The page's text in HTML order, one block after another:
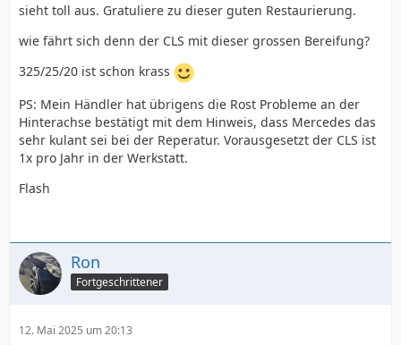
sieht toll aus. Gratuliere zu dieser guten Restaurierung.
wie fährt sich denn der CLS mit dieser grossen Bereifung?
325/25/20 ist schon krass
PS: Mein Händler hat übrigens die Rost Probleme an der
Hinterachse bestätigt mit dem Hinweis, dass Mercedes das
sehr kulant sei bei der Reperatur. Vorausgesetzt der CLS ist
1x pro Jahr in der Werkstatt.
Flash
Ron
Fortgeschrittener
12. Mai 2025 um 20:13